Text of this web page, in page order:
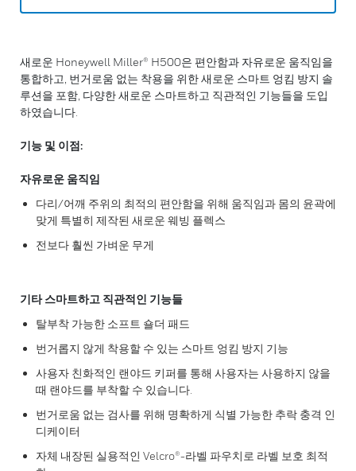
새로운 Honeywell Miller® H500은 편안함과 자유로운 움직임을
통합하고, 번거로움 없는 착용을 위한 새로운 스마트 엉킴 방지 솔
루션을 포함, 다양한 새로운 스마트하고 직관적인 기능들을 도입
하였습니다.
기능 및 이점:
자유로운 움직임
다리/어깨 주위의 최적의 편안함을 위해 움직임과 몸의 윤곽에
맞게 특별히 제작된 새로운 웨빙 플렉스
전보다 훨씬 가벼운 무게
기타 스마트하고 직관적인 기능들
탈부착 가능한 소프트 숄더 패드
번거롭지 않게 착용할 수 있는 스마트 엉킴 방지 기능
사용자 친화적인 랜야드 키퍼를 통해 사용자는 사용하지 않을
때 랜야드를 부착할 수 있습니다.
번거로움 없는 검사를 위해 명확하게 식별 가능한 추락 충격 인
디케이터
자체 내장된 실용적인 Velcro®-라벨 파우치로 라벨 보호 최적